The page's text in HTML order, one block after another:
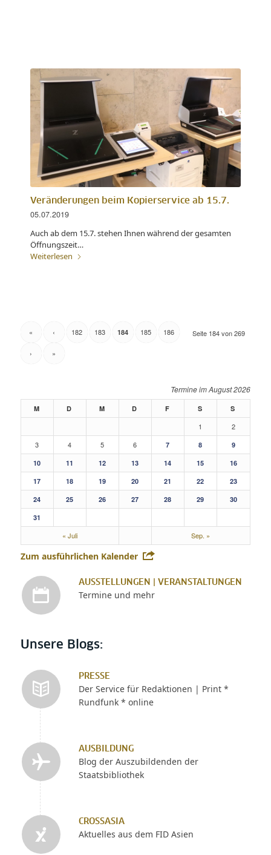
Veränderungen beim Kopierservice ab 15.7.
05.07.2019
Auch ab dem 15.7. stehen Ihnen während der gesamten
Öffnungszeit…
Weiterlesen
Seite 184 von 269
« ‹ 182 183 184 185 186
› »
August 2026
M D M D F S S
1
2
3
4 5 6 7 8
9
10
11 12 13 14 15
16
17
18 19 20 21 22
23
24
25 26 27 28 29
30
31
« Juli Sep. »
Zum ausführlichen Kalender
AUSSTELLUNGEN | VERANSTALTUNGEN
Termine und mehr
Unsere Blogs:
PRESSE
Der Service für Redaktionen | Print *
Rundfunk * online
AUSBILDUNG
Blog der Auszubildenden der
Staatsbibliothek
CROSSASIA
Aktuelles aus dem FID Asien